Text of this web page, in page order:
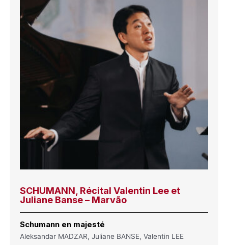
SCHUMANN, Récital Valentin Lee et
Juliane Banse – Marvão
Schumann en majesté
Aleksandar MADZAR, Juliane BANSE, Valentin LEE